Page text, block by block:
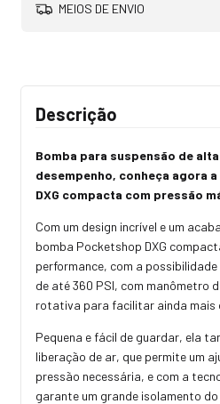
MEIOS DE ENVIO
Descrição
Bomba para suspensão de
desempenho, conheça agora
DXG compacta com pressão
Com um design incrível e um
bomba Pocketshop DXG
performance, com a
de até 360 PSI, com manômetro
rotativa para facilitar ainda mais
Pequena e fácil de guardar, ela
liberação de ar, que permite um
pressão necessária, e com a
garante um grande isolamento